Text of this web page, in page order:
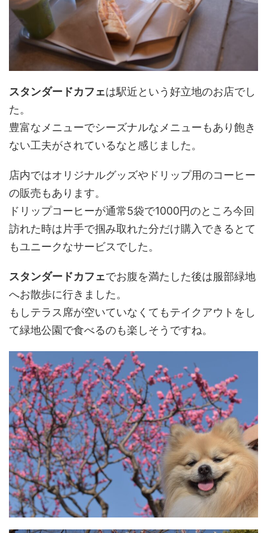
スタンダードカフェは駅近という好立地のお店でし
た。
豊富なメニューでシーズナルなメニューもあり飽き
ない工夫がされているなと感じました。
店内ではオリジナルグッズやドリップ用のコーヒー
の販売もあります。
ドリップコーヒーが通常5袋で1000円のところ今回
訪れた時は片手で掴み取れた分だけ購入できるとて
もユニークなサービスでした。
スタンダードカフェでお腹を満たした後は服部緑地
へお散歩に行きました。
もしテラス席が空いていなくてもテイクアウトをし
て緑地公園で食べるのも楽しそうですね。